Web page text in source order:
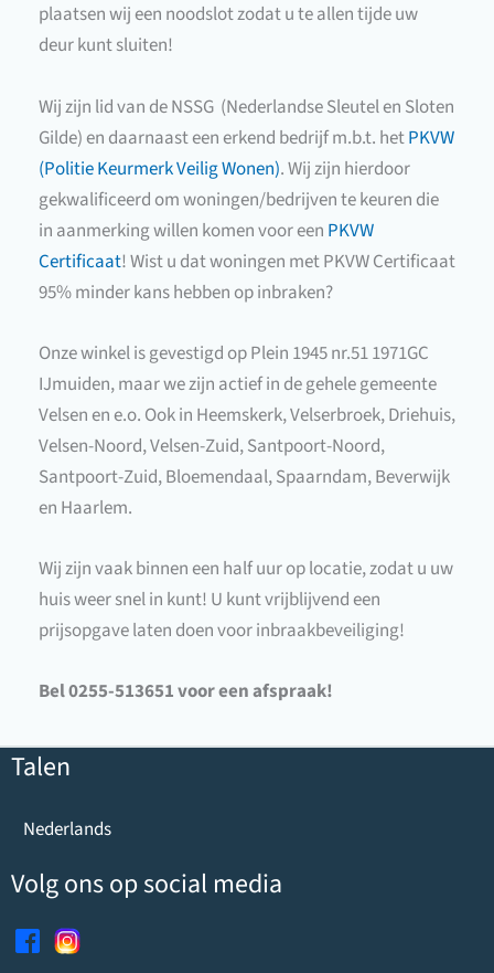
plaatsen wij een noodslot zodat u te allen tijde uw
deur kunt sluiten!
Wij zijn lid van de NSSG (Nederlandse Sleutel en Sloten
Gilde) en daarnaast een erkend bedrijf m.b.t. hetPKVW
(Politie Keurmerk Veilig Wonen). Wij zijn hierdoor
gekwalificeerd om woningen/bedrijven te keuren die
in aanmerking willen komen voor een PKVW
Certificaat! Wist u dat woningen met PKVW Certificaat
95% minder kans hebben op inbraken?
Onze winkel is gevestigd op Plein 1945 nr.51 1971GC
IJmuiden, maar we zijn actief in de gehele gemeente
Velsen en e.o. Ook in Heemskerk, Velserbroek, Driehuis,
Velsen-Noord, Velsen-Zuid, Santpoort-Noord,
Santpoort-Zuid, Bloemendaal, Spaarndam, Beverwijk
en Haarlem.
Wij zijn vaak binnen een half uur op locatie, zodat u uw
huis weer snel in kunt! U kunt vrijblijvend een
prijsopgave laten doen voor inbraakbeveiliging!
Bel 0255-513651 voor een afspraak!
Talen
Nederlands
Volg ons op social media